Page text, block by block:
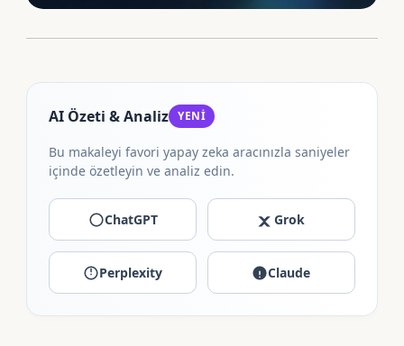
AI Özeti & Analiz YENİ
Bu makaleyi favori yapay zeka aracınızla saniyeler
içinde özetleyin ve analiz edin.
ChatGPT Grok
Perplexity Claude